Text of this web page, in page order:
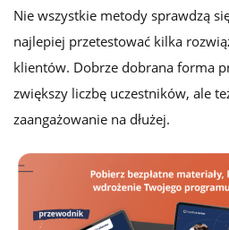
Nie wszystkie metody sprawdzą
najlepiej przetestować kilka
klientów. Dobrze dobrana forma
zwiększy liczbę uczestników, ale
zaangażowanie na dłużej.